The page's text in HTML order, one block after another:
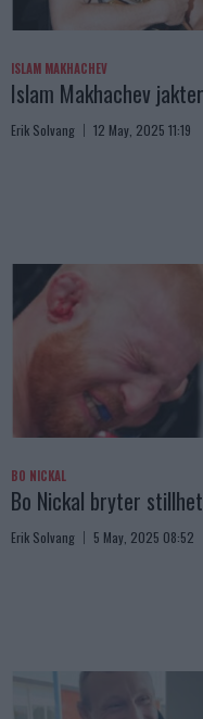
ISLAM MAKHACHEV
Islam Makhachev
Erik Solvang 12 May, 2025 11:19
BO NICKAL
Bo Nickal bryter
Erik Solvang 5 May, 2025 08:52